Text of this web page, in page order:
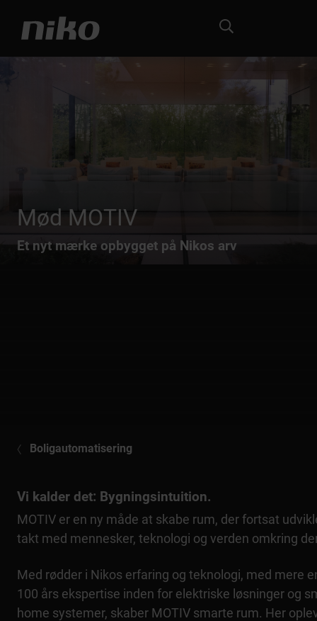
Mød MOTIV
Et nyt mærke opbygget på Nikos arv
Boligautomatisering
Vi kalder det: Bygningsintuition.
MOTIV er en ny måde at skabe rum, der fortsat
takt med mennesker, teknologi og verden omkring
Med rødder i Nikos erfaring og teknologi, med mere
100 års ekspertise inden for elektriske løsninger og
home systemer, skaber MOTIV smarte rum. Her